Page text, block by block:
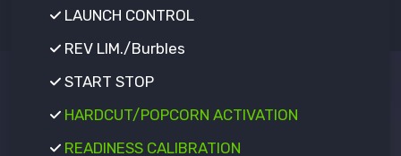
LAUNCH CONTROL
REV LIM./Burbles
START STOP
HARDCUT/POPCORN ACTIVATION
READINESS CALIBRATION